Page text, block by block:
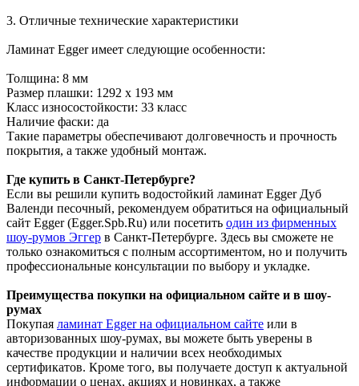
3. Отличные технические характеристики
Ламинат Egger имеет следующие особенности:
Толщина: 8 мм
Размер плашки: 1292 х 193 мм
Класс износостойкости: 33 класс
Наличие фаски: да
Такие параметры обеспечивают долговечность и прочность
покрытия, а также удобный монтаж.
Где купить в Санкт-Петербурге?
Если вы решили купить водостойкий ламинат Egger Дуб
Валенди песочный, рекомендуем обратиться на официальный
сайт Egger (Egger.Spb.Ru) или посетить один из фирменных
шоу-румов Эггер в Санкт-Петербурге. Здесь вы сможете не
только ознакомиться с полным ассортиментом, но и получить
профессиональные консультации по выбору и укладке.
Преимущества покупки на официальном сайте и в шоу-
румах
Покупая ламинат Egger на официальном сайте или в
авторизованных шоу-румах, вы можете быть уверены в
качестве продукции и наличии всех необходимых
сертификатов. Кроме того, вы получаете доступ к актуальной
информации о ценах, акциях и новинках, а также